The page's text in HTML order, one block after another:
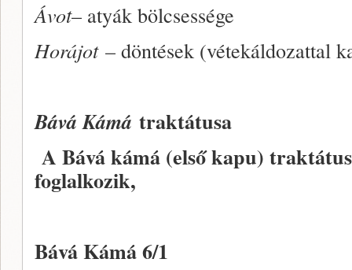
Ávot– atyák bölcsessége
Horájot – döntések (vétekáldozattal
Bává Kámá traktátusa
A Bává kámá (első kapu)
foglalkozik,
Bává Kámá 6/1